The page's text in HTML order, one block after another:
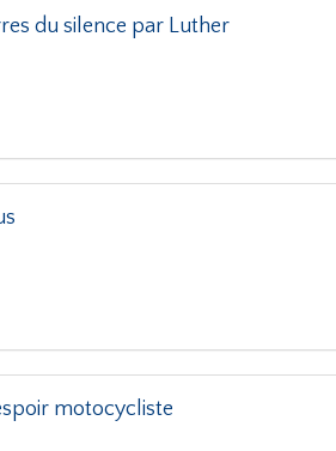
du silence par Luther
motocycliste